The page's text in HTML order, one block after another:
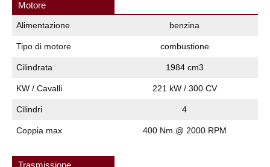
Motore
Alimentazione benzina
Tipo di motore combustione
Cilindrata 1984 cm3
KW / Cavalli 221 kW / 300 CV
Cilindri 4
Coppia max 400 Nm @ 2000 RPM
Trasmissione